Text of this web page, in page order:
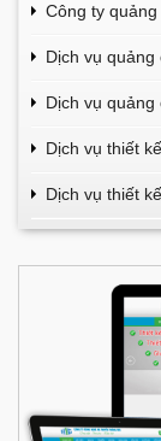
Công ty
Dịch vụ
Dịch vụ
Dịch vụ thiết
Dịch vụ thiết